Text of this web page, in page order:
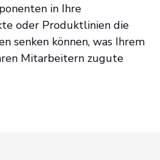
in Ihre
oder Produktlinien die
senken können, was Ihrem
Mitarbeitern zugute